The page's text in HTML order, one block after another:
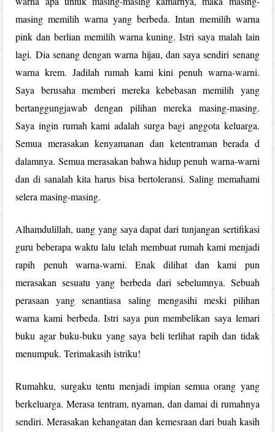
masing memilih warna yang berbeda. Intan memilih warna
pink dan berlian memilih warna kuning. Istri saya malah lain
lagi. Dia senang dengan warna hijau, dan saya sendiri senang
warna krem. Jadilah rumah kami kini penuh warna-warni.
Saya berusaha memberi mereka kebebasan memilih yang
bertanggungjawab dengan pilihan mereka masing-masing.
Saya ingin rumah kami adalah surga bagi anggota keluarga.
Semua merasakan kenyamanan dan ketentraman berada d
dalamnya. Semua merasakan bahwa hidup penuh warna-warni
dan di sanalah kita harus bisa bertoleransi. Saling memahami
selera masing-masing.
Alhamdulillah, uang yang saya dapat dari tunjangan sertifikasi
guru beberapa waktu lalu telah membuat rumah kami menjadi
rapih penuh warna-warni. Enak dilihat dan kami pun
merasakan sesuatu yang berbeda dari sebelumnya. Sebuah
perasaan yang senantiasa saling mengasihi meski pilihan
warna kami berbeda. Istri saya pun membelikan saya lemari
buku agar buku-buku yang saya beli terlihat rapih dan tidak
menumpuk. Terimakasih istriku!
Rumahku, surgaku tentu menjadi impian semua orang yang
berkeluarga. Merasa tentram, nyaman, dan damai di rumahnya
sendiri. Merasakan kehangatan dan kemesraan dari buah kasih